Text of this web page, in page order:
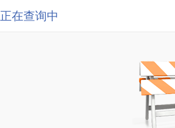
正在查询中